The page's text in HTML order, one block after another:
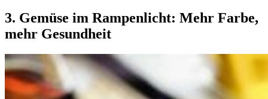
3. Gemüse im Rampenlicht: Mehr Farbe,
mehr Gesundheit